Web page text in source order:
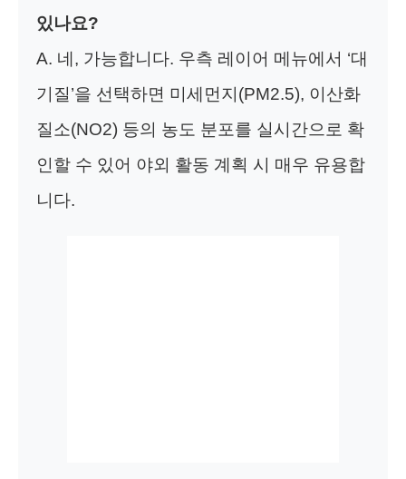
있나요?
A. 네, 가능합니다. 우측 레이어 메뉴에서 ‘대
기질’을 선택하면 미세먼지(PM2.5), 이산화
질소(NO2) 등의 농도 분포를 실시간으로 확
인할 수 있어 야외 활동 계획 시 매우 유용합
니다.